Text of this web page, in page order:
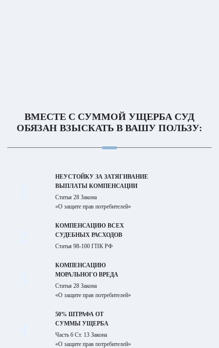
ВМЕСТЕ С СУММОЙ УЩЕРБА СУД
ОБЯЗАН ВЗЫСКАТЬ В ВАШУ ПОЛЬЗУ:
НЕУСТОЙКУ ЗА ЗАТЯГИВАНИЕ
ВЫПЛАТЫ КОМПЕНСАЦИИ
Статья 28 Закона
«О защите прав потребителей»
КОМПЕНСАЦИЮ ВСЕХ
СУДЕБНЫХ РАСХОДОВ
Статья 98-100 ГПК РФ
КОМПЕНСАЦИЮ
МОРАЛЬНОГО ВРЕДА
Статья 28 Закона
«О защите прав потребителей»
50% ШТРАФА ОТ
СУММЫ УЩЕРБА
Часть 6 Ст. 13 Закона
«О защите прав потребителей»